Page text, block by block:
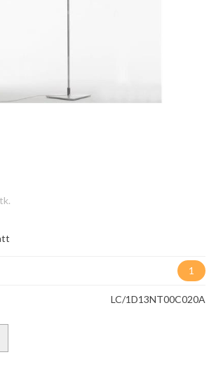
1
LC/1D13NT00C020A